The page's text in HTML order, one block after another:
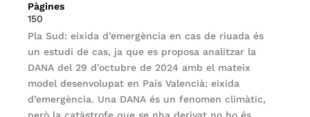
Pàgines
150
Pla Sud: eixida d’emergència en cas de riuada és
un estudi de cas, ja que es proposa analitzar la
DANA del 29 d’octubre de 2024 amb el mateix
model desenvolupat en País Valencià: eixida
d’emergència. Una DANA és un fenomen climàtic,